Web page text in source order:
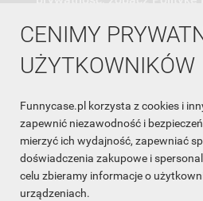
CENIMY
UŻYTKOWNIKÓW
Funnycase.pl korzysta z cookies i
zapewnić niezawodność i
mierzyć ich wydajność, zapewniać
doświadczenia zakupowe i
celu zbieramy informacje o
urządzeniach.
INFORMACJA O SKLEPIE
INFORMACJE
OBSŁUGA KLIENTA